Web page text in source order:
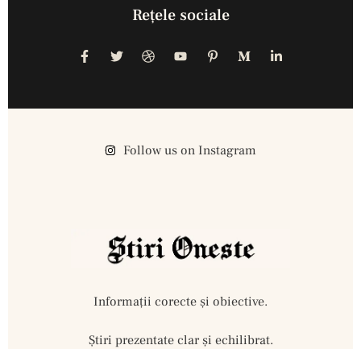
Reţele sociale
Follow us on Instagram
Informații corecte și obiective.
Ştiri prezentate clar și echilibrat.